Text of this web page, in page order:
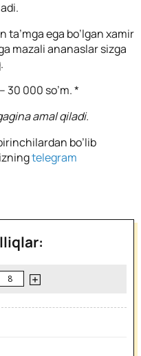
ta’mga ega bo’lgan xamir
mazali ananaslar sizga
30 000 so’m. *
amal qiladi.
bo’lib
telegram